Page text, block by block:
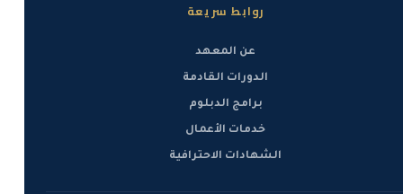
روابط سريعة
عن المعهد
الدورات القادمة
برامج الدبلوم
خدمات الأعمال
الشهادات الاحترافية